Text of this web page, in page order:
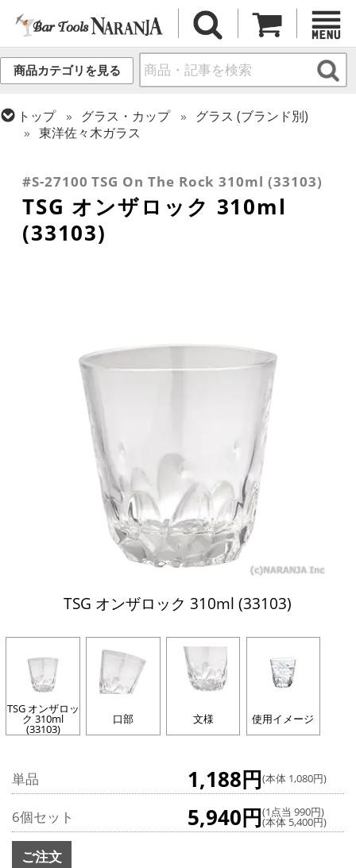
商品カテゴリを見る
トップ グラス・カップ
グラス (ブランド別)
東洋佐々木ガラス
ロックグラス
#S-27100 TSG On The Rock 310ml (33103)
TSG オンザロック 310ml
(33103)
TSG オンザロック 310ml (33103)
TSG オンザロッ
ク 310ml
(33103)
口部 文様 使用イメージ
単品 1,188円(本体 1,080円)
6個セット 5,940円(1点当 990円)
(本体 5,400円)
ご注文